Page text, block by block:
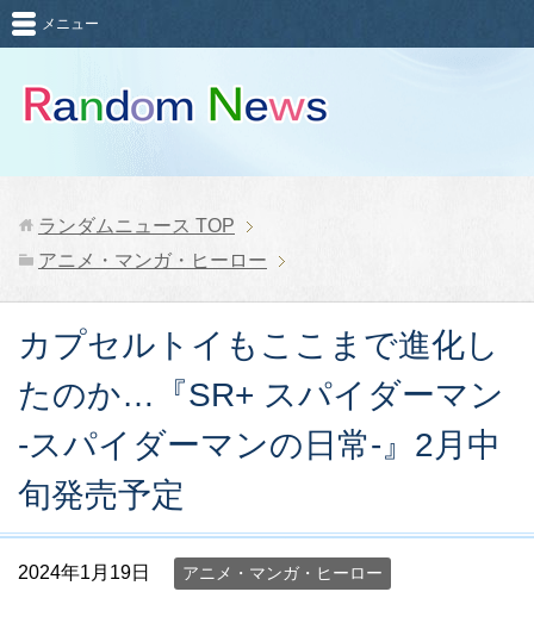
メニュー
ランダムニュース TOP
アニメ・マンガ・ヒーロー
カプセルトイもここまで進化し
たのか…『SR+ スパイダーマン
-スパイダーマンの日常-』2月中
旬発売予定
2024年1月19日 アニメ・マンガ・ヒーロー